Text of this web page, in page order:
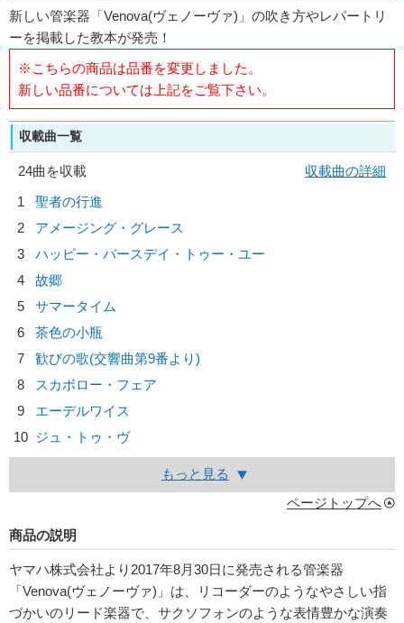
新しい管楽器「Venova(ヴェノーヴァ)」の吹き方やレパートリ
ーを掲載した教本が発売！
※こちらの商品は品番を変更しました。
新しい品番については上記をご覧下さい。
収載曲一覧
24曲を収載
収載曲の詳細
1
聖者の行進
2
アメージング・グレース
3
ハッピー・バースデイ・トゥー・ユー
4
故郷
5
サマータイム
6
茶色の小瓶
7
歓びの歌(交響曲第9番より)
8
スカボロー・フェア
9
エーデルワイス
10 ジュ・トゥ・ヴ
もっと見る
ページトップへ
商品の説明
ヤマハ株式会社より2017年8月30日に発売される管楽器
「Venova(ヴェノーヴァ)」は、リコーダーのようなやさしい指
づかいのリード楽器で、サクソフォンのような表情豊かな演奏